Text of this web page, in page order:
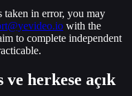
taken in error, you may
with the
to complete independent
herkese açık